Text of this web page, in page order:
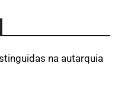
na autarquia